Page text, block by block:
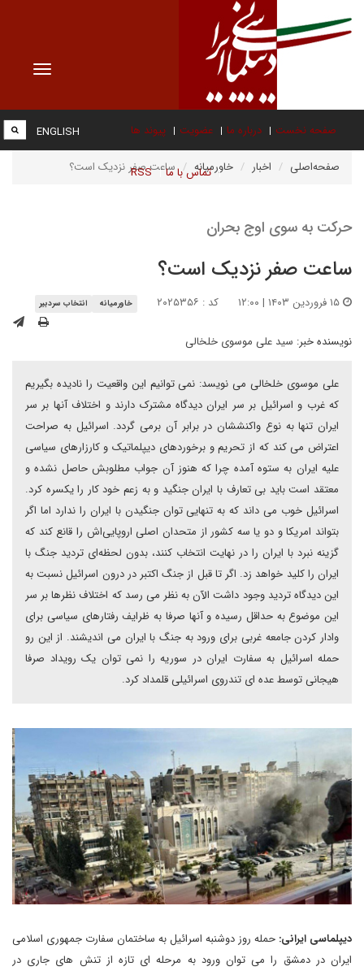
Toggle
صفحه نخست درباره ما عضویت پیوند ها
تماس با ما RSS
ENGLISH
صفحه‌اصلی اخبار خاورمیانه ساعت صفر نزدیک است؟
حرکت به سوی اوج بحران
ساعت صفر نزدیک است؟
کد : ۲۰۲۵۳۵۶ خاورمیانه انتخاب سردبیر
نویسنده خبر: سید علی موسوی خلخالی
علی موسوی خلخالی می نویسد: نمی توانیم این واقعیت را نادیده بگیریم
که غرب و اسرائیل بر سر ایران دیدگاه مشترک دارند و اختلاف آنها بر سر
ایران تنها به نوع واکنششان در برابر آن برمی گردد. اسرائیل به صراحت
اعتراض می کند که از تحریم و برخوردهای دیپلماتیک و کارزارهای سیاسی
علیه ایران به ستوه آمده چرا که هنوز آن جواب مطلوبش حاصل نشده و
معتقد است باید بی تعارف با ایران جنگید و به زعم خود کار را یکسره کرد.
اسرائیل خوب می داند که به تنهایی توان جنگیدن با ایران را ندارد اما اگر
بتواند امریکا و دو یا سه کشور از متحدان اصلی اروپایی‌اش را قانع کند که
گزینه نبرد با ایران را در نهایت انتخاب کنند، بدون لحظه‌ای تردید جنگ با
ایران را کلید خواهد زد. اگر تا قبل از جنگ اکتبر در درون اسرائیل نسبت به
این دیدگاه تردید وجود داشت الآن به نظر می رسد که اختلاف نظرها بر سر
این موضوع به حداقل رسیده و آنها صرفا به ظرایف رفتارهای سیاسی برای
وادار کردن جامعه غربی برای ورود به جنگ با ایران می اندیشند. از این رو
حمله اسرائیل به سفارت ایران در سوریه را نمی توان یک رویداد صرفا
هیجانی توسط عده ای تندروی اسرائیلی قلمداد کرد.
دیپلماسی ایرانی: حمله روز دوشنبه اسرائیل به ساختمان سفارت جمهوری اسلامی
ایران در دمشق را می توان ورود به مرحله ای تازه از تنش های جاری در